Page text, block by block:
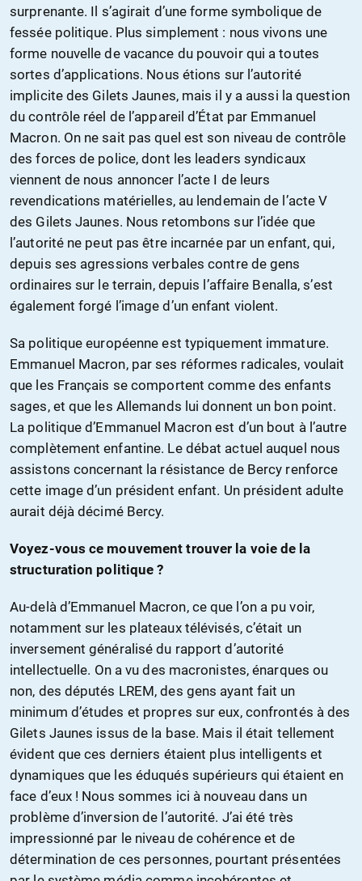
surprenante. Il s’agirait d’une forme symbolique de
fessée politique. Plus simplement : nous vivons une
forme nouvelle de vacance du pouvoir qui a toutes
sortes d’applications. Nous étions sur l’autorité
implicite des Gilets Jaunes, mais il y a aussi la question
du contrôle réel de l’appareil d’État par Emmanuel
Macron. On ne sait pas quel est son niveau de contrôle
des forces de police, dont les leaders syndicaux
viennent de nous annoncer l’acte I de leurs
revendications matérielles, au lendemain de l’acte V
des Gilets Jaunes. Nous retombons sur l’idée que
l’autorité ne peut pas être incarnée par un enfant, qui,
depuis ses agressions verbales contre de gens
ordinaires sur le terrain, depuis l’affaire Benalla, s’est
également forgé l’image d’un enfant violent.
Sa politique européenne est typiquement immature.
Emmanuel Macron, par ses réformes radicales, voulait
que les Français se comportent comme des enfants
sages, et que les Allemands lui donnent un bon point.
La politique d’Emmanuel Macron est d’un bout à l’autre
complètement enfantine. Le débat actuel auquel nous
assistons concernant la résistance de Bercy renforce
cette image d’un président enfant. Un président adulte
aurait déjà décimé Bercy.
Voyez-vous ce mouvement trouver la voie de la
structuration politique ?
Au-delà d’Emmanuel Macron, ce que l’on a pu voir,
notamment sur les plateaux télévisés, c’était un
inversement généralisé du rapport d’autorité
intellectuelle. On a vu des macronistes, énarques ou
non, des députés LREM, des gens ayant fait un
minimum d’études et propres sur eux, confrontés à des
Gilets Jaunes issus de la base. Mais il était tellement
évident que ces derniers étaient plus intelligents et
dynamiques que les éduqués supérieurs qui étaient en
face d’eux ! Nous sommes ici à nouveau dans un
problème d’inversion de l’autorité. J’ai été très
impressionné par le niveau de cohérence et de
détermination de ces personnes, pourtant présentées